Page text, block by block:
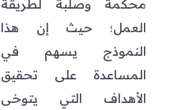
محكمة وصلبة لطريقة
العمل؛ حيث إن هذا
النموذج يسهم في
المساعدة على تحقيق
الأهداف التي يتوخى